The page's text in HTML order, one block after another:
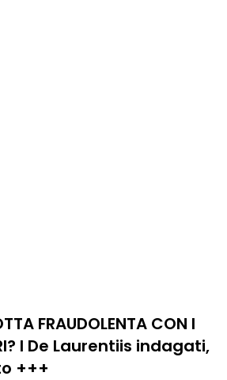
FRAUDOLENTA CON I
I De Laurentiis indagati,
+++